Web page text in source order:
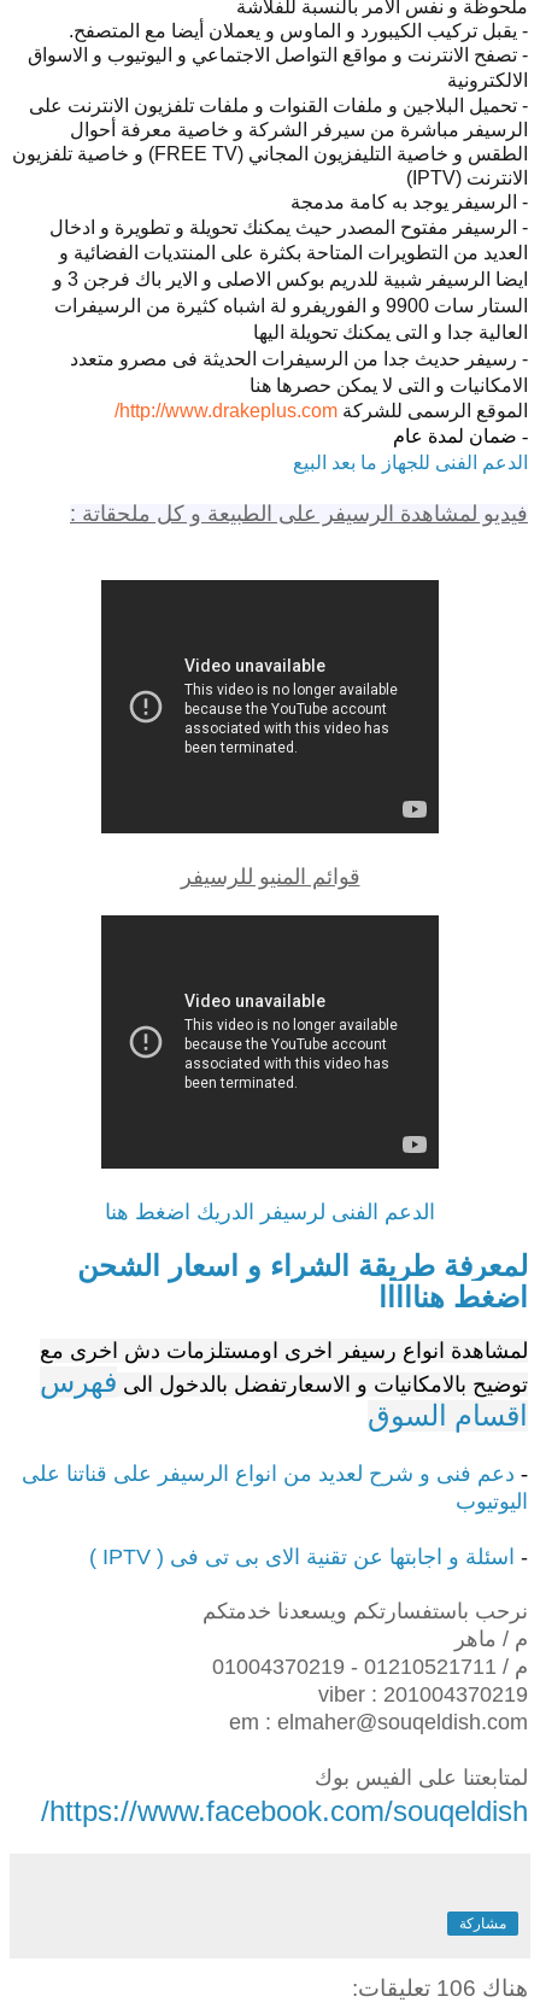
ملحوظة و نفس الامر بالنسبة للفلاشة
- يقبل تركيب الكيبورد و الماوس و يعملان أيضا مع المتصفح.
- تصفح الانترنت و مواقع التواصل الاجتماعي و اليوتيوب و الاسواق
الالكترونية
- تحميل البلاجين و ملفات القنوات و ملفات تلفزيون الانترنت على
الرسيفر مباشرة من سيرفر الشركة و خاصية معرفة أحوال
الطقس و خاصية التليفزيون المجاني (
FREE TV
) و خاصية تلفزيون
الانترنت (IPTV
)
- الرسيفر يوجد به كامة مدمجة
- الرسيفر مفتوح المصدر حيث يمكنك تحويلة و تطويرة و ادخال
العديد من التطويرات المتاحة بكثرة على المنتديات الفضائية و
ايضا
الرسيفر شبية للدريم بوكس الاصلى و الاير باك فرجن 3 و
الستار سات 9900 و الفوريفرو لة اشباه كثيرة من الرسيفرات
العالية جدا و التى يمكنك تحويلة اليها
- رسيفر حديث جدا من الرسيفرات الحديثة فى مصرو متعدد
الامكانيات و التى لا يمكن حصرها هنا
الموقع الرسمى للشركة http://www.drakeplus.com/
- ضمان لمدة عام
الدعم الفنى للجهاز ما بعد البيع
فيديو لمشاهدة الرسيفر على الطبيعة و كل ملحقاتة :
قوائم المنيو للرسيفر
الدعم الفنى لرسيفر الدريك اضغط هنا
لمعرفة طريقة الشراء و اسعار الشحن
اضغط هنااااا
لمشاهدة انواع رسيفر اخرى اومستلزمات دش اخرى مع
توضيح بالامكانيات و الاسعارتفضل بالدخول الى فهرس
اقسام السوق
- دعم فنى و شرح لعديد من انواع الرسيفر على قناتنا على
اليوتيوب
- اسئلة و اجابتها عن تقنية الاى بى تى فى ( IPTV )
نرحب باستفسارتكم ويسعدنا خدمتكم
م / ماهر
م / 01210521711 - 01004370219
viber : 201004370219
em : elmaher@souqeldish.com
لمتابعتنا على الفيس بوك
https://www.facebook.com/souqeldish/
مشاركة
هناك 106 تعليقات: